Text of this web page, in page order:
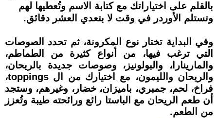
بالقلم على اختياراتك مع كتابة الاسم وتُعطيها لهم
وتستلم الأوردر في وقت لا بتعدي العشر دقائق.
وفي البداية تختار نوع المكرونة، ثم تحدد الصوصات
التي ترغب فيها، من أنواع كثيرة من الطماطم،
والمارينارا، والبولونيز، وصوصات جديدة بالريحان،
والريحان والليمون، مع اختيارك من ال toppings،
فراخ، لحم، جمبري، باميزان، خضار، وغيرهم، وستجد
أن طعم الريحان مع الباستا رائع ورائحته طيبة وتُعزز
من الطعم.